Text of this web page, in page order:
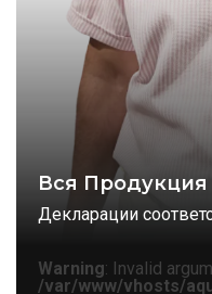
Вся
Декларации
Warning: Invalid
/var/www/vhosts/